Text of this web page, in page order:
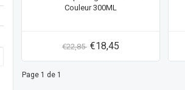
Couleur 300ML
€22,85 €18,45
Page 1 de 1